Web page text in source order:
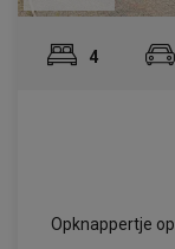
4
Opknappertje